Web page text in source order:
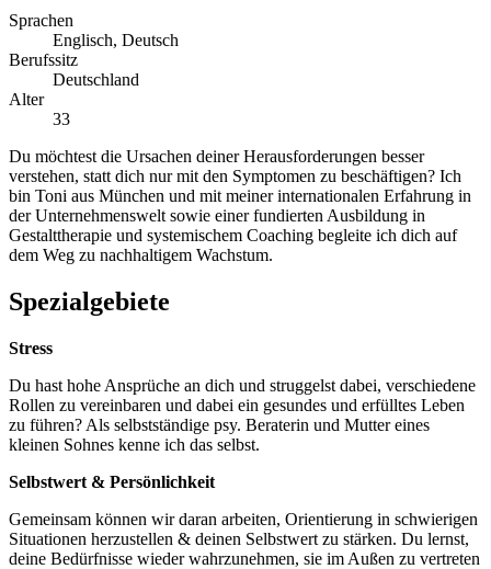
Sprachen
Englisch, Deutsch
Berufssitz
Deutschland
Alter
33
Du möchtest die Ursachen deiner Herausforderungen besser
verstehen, statt dich nur mit den Symptomen zu beschäftigen? Ich
bin Toni aus München und mit meiner internationalen Erfahrung in
der Unternehmenswelt sowie einer fundierten Ausbildung in
Gestalttherapie und systemischem Coaching begleite ich dich auf
dem Weg zu nachhaltigem Wachstum.
Spezialgebiete
Stress
Du hast hohe Ansprüche an dich und struggelst dabei, verschiedene
Rollen zu vereinbaren und dabei ein gesundes und erfülltes Leben
zu führen? Als selbstständige psy. Beraterin und Mutter eines
kleinen Sohnes kenne ich das selbst.
Selbstwert & Persönlichkeit
Gemeinsam können wir daran arbeiten, Orientierung in schwierigen
Situationen herzustellen & deinen Selbstwert zu stärken. Du lernst,
deine Bedürfnisse wieder wahrzunehmen, sie im Außen zu vertreten